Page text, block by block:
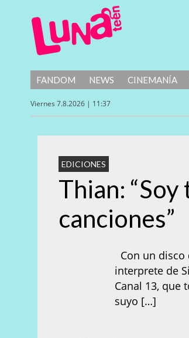
FANDOM NEWS CINEMANÍA
Viernes 7.8.2026 | 11:37
EDICIONES
Thian:
canciones”
Con un disco
interprete de
Canal 13, que
suyo […]